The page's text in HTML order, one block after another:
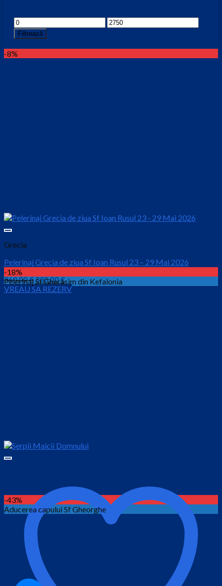
Preț
minim
Preț
Filtrează
-8%
Grecia
Pelerinaj Grecia de ziua Sf Ioan Rusul 23 – 29 Mai 2026
360.00€Prețul
inițial
330.00€Prețul
curent
VREAU SA REZERV
-18%
Pelerinaj Sf Gherasim din Kefalonia
-43%
Aducerea capului Sf Gheorghe